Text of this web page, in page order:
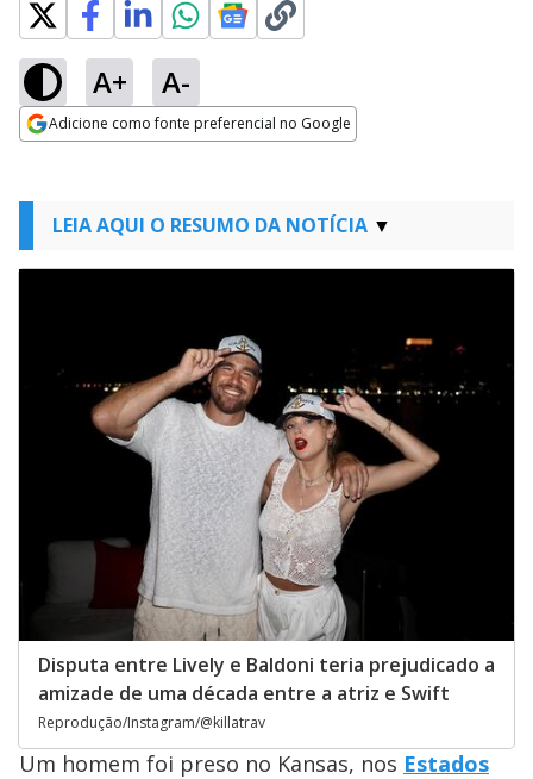
A+ A-
Adicione como fonte preferencial no Google
LEIA AQUI O RESUMO DA NOTÍCIA
Disputa entre Lively e Baldoni teria prejudicado a
amizade de uma década entre a atriz e Swift
Reprodução/Instagram/@killatrav
Um homem foi preso no Kansas, nos Estados